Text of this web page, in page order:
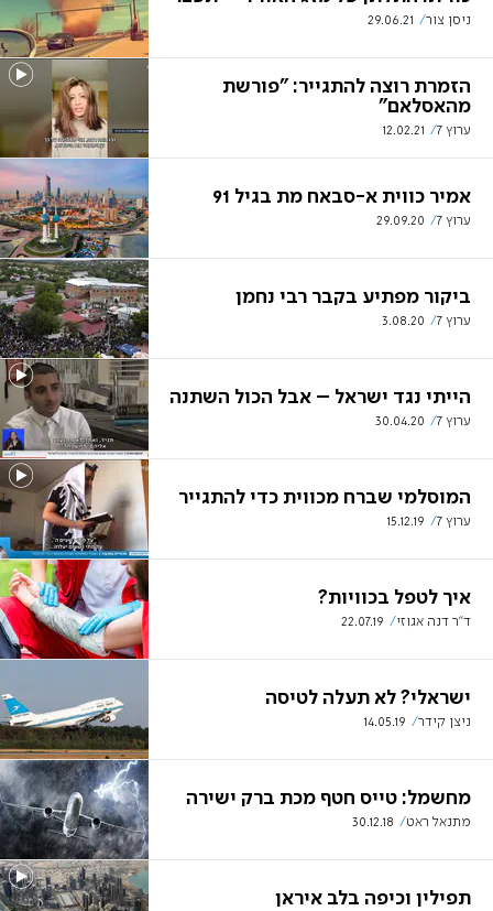
ניסן צור 29.06.21
הזמרת רוצה להתגייר: "פורשת
מהאסלאם"
ערוץ 7 12.02.21
אמיר כווית א-סבאח מת בגיל 91
ערוץ 7 29.09.20
ביקור מפתיע בקבר רבי נחמן
ערוץ 7 3.08.20
הייתי נגד ישראל – אבל הכול השתנה
ערוץ 7 30.04.20
המוסלמי שברח מכווית כדי להתגייר
ערוץ 7 15.12.19
איך לטפל בכוויות?
ד"ר דנה אגוזי 22.07.19
ישראלי? לא תעלה לטיסה
ניצן קידר 14.05.19
מחשמל: טייס חטף מכת ברק ישירה
מתנאל ראט 30.12.18
תפילין וכיפה בלב איראן